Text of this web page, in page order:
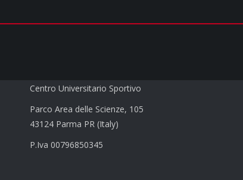
Centro Universitario Sportivo
Parco Area delle Scienze, 105
43124 Parma PR (Italy)
P.Iva 00796850345